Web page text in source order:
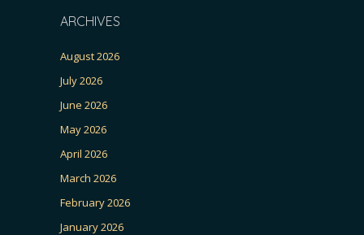
ARCHIVES
August 2026
July 2026
June 2026
May 2026
April 2026
March 2026
February 2026
January 2026